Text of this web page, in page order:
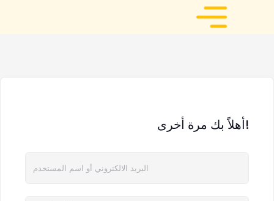
أهلاً بك مرة أخرى!